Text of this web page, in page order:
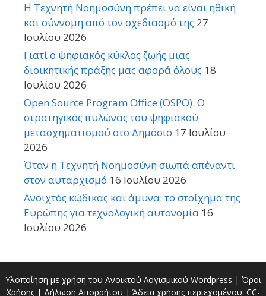
Η Τεχνητή Νοημοσύνη πρέπει να είναι ηθική
και σύννομη από τον σχεδιασμό της 27
Ιουλίου 2026
Γιατί ο ψηφιακός κύκλος ζωής μιας
διοικητικής πράξης μας αφορά όλους 18
Ιουλίου 2026
Open Source Program Office (OSPO): Ο
στρατηγικός πυλώνας του ψηφιακού
μετασχηματισμού στο Δημόσιο 17 Ιουλίου
2026
Όταν η Τεχνητή Νοημοσύνη σιωπά απέναντι
στον αυταρχισμό 16 Ιουλίου 2026
Ανοιχτός κώδικας και άμυνα: το στοίχημα της
Ευρώπης για τεχνολογική αυτονομία 16
Ιουλίου 2026
Υλοποίηση με χρήση του Ανοικτού Λογισμικού Wordpress | Όροι
Χρήσης| Δήλωση Απορρήτου | Άδεια χρήσης περιεχομένου: CC-